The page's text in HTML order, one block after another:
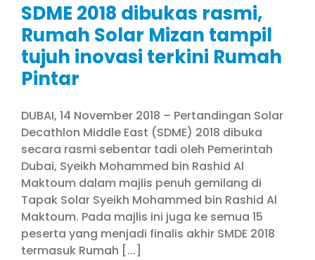
SDME 2018 dibukas rasmi,
Rumah Solar Mizan tampil
tujuh inovasi terkini Rumah
Pintar
DUBAI, 14 November 2018 – Pertandingan Solar
Decathlon Middle East (SDME) 2018 dibuka
secara rasmi sebentar tadi oleh Pemerintah
Dubai, Syeikh Mohammed bin Rashid Al
Maktoum dalam majlis penuh gemilang di
Tapak Solar Syeikh Mohammed bin Rashid Al
Maktoum. Pada majlis ini juga ke semua 15
peserta yang menjadi finalis akhir SMDE 2018
termasuk Rumah [...]